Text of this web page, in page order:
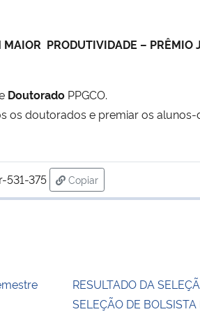
PRODUTIVIDADE – PRÊMIO
Doutorado PPGCO.
os doutorados e premiar os alunos-
375
Copiar
para área de transferência
RESULTADO DA
SELEÇÃO DE